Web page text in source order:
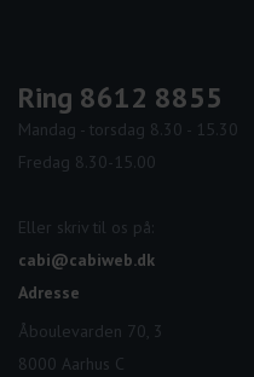
Ring 8612 8855
Mandag - torsdag 8.30 - 15.30
Fredag 8.30-15.00
Eller skriv til os på:
cabi@cabiweb.dk
Adresse
Åboulevarden 70, 3
8000 Aarhus C